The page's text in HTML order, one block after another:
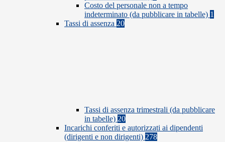
Costo del personale non a tempo
indeterminato (da pubblicare in tabelle) 1
Tassi di assenza 20
Tassi di assenza trimestrali (da pubblicare
in tabelle) 20
Incarichi conferiti e autorizzati ai dipendenti
(dirigenti e non dirigenti) 278